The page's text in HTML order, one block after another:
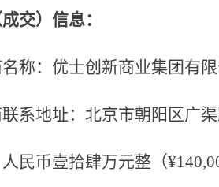
交）信息：
称：优士创新商业集团有限
系地址：北京市朝阳区广
民币壹拾肆万元整（